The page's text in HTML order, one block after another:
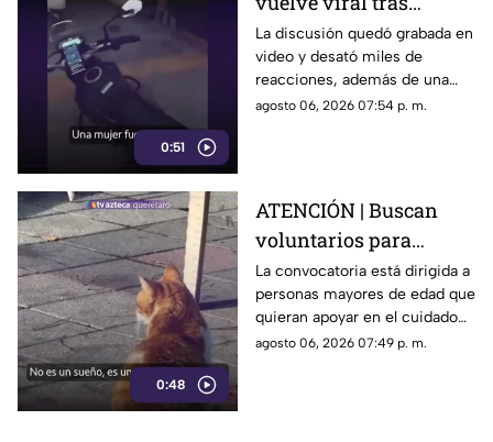
0:51
confrontar a un
repartidor; así fue el
momento
La discusión quedó grabada en
video y desató miles de
reacciones, además de una
muestra de apoyo de
agosto 06, 2026 07:54 p. m.
0:48
ATENCIÓN | Buscan
voluntarios para
cuidar gatos en una
isla de Grecia
La convocatoria está dirigida a
personas mayores de edad que
quieran apoyar en el cuidado
de gatos rescatados mientras
agosto 06, 2026 07:49 p. m.